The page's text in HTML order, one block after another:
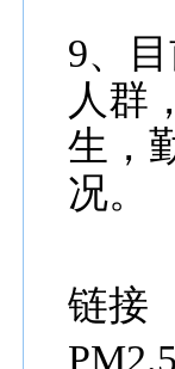
9、
人群
生，
况。
链接